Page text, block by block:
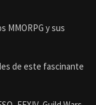
MMORPG y sus
de este fascinante